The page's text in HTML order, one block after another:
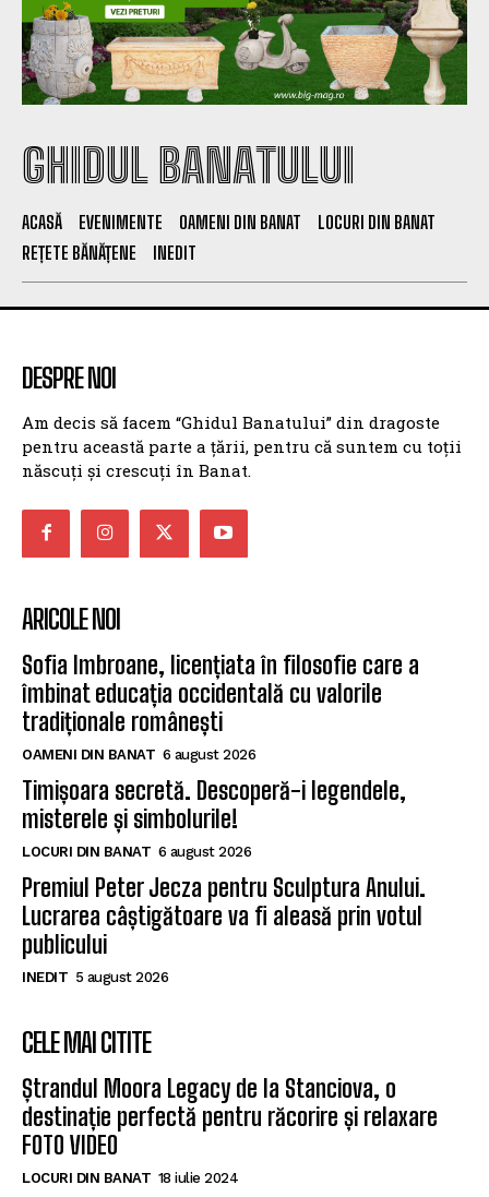
GHIDUL BANATULUI
ACASĂ EVENIMENTE OAMENI DIN BANAT
LOCURI DIN BANAT
REȚETE BĂNĂȚENE
INEDIT
DESPRE NOI
Am decis să facem “Ghidul Banatului” din dragoste
pentru această parte a țării, pentru că suntem cu toții
născuți și crescuți în Banat.
ARICOLE NOI
Sofia Imbroane, licențiata în filosofie care a
îmbinat educația occidentală cu valorile
tradiționale românești
OAMENI DIN BANAT 6 august 2026
Timișoara secretă. Descoperă-i legendele,
misterele și simbolurile!
LOCURI DIN BANAT 6 august 2026
Premiul Peter Jecza pentru Sculptura Anului.
Lucrarea câștigătoare va fi aleasă prin votul
publicului
INEDIT 5 august 2026
CELE MAI CITITE
Ștrandul Moora Legacy de la Stanciova, o
destinație perfectă pentru răcorire și relaxare
FOTO VIDEO
LOCURI DIN BANAT 18 iulie 2024